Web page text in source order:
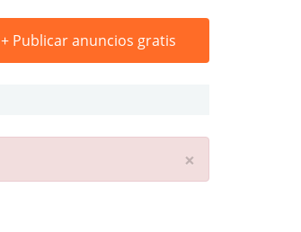
+Publicar anuncios gratis
×